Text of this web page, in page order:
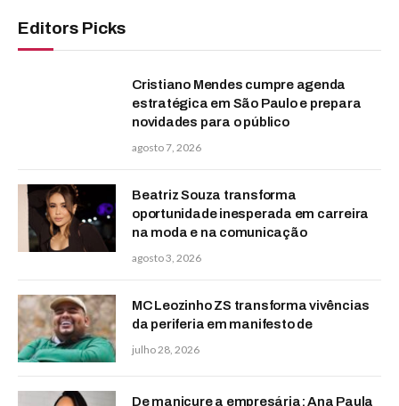
Editors Picks
Cristiano Mendes cumpre agenda
estratégica em São Paulo e prepara
novidades para o público
agosto 7, 2026
Beatriz Souza transforma
oportunidade inesperada em carreira
na moda e na comunicação
agosto 3, 2026
MC Leozinho ZS transforma vivências
da periferia em manifesto de
julho 28, 2026
De manicure a empresária: Ana Paula